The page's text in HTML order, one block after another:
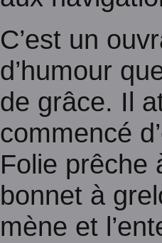
C’est un
d’humour
de grâce. Il
commencé
Folie prêche
bonnet à
mène et